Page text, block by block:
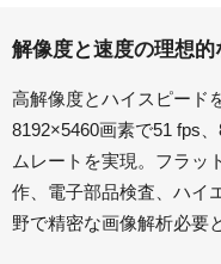
解像度と速度の理想的
高解像度とハイスピード
8192×5460画素で51 fps
ムレートを実現。フラッ
作、電子部品検査、ハイ
野で精密な画像解析必要